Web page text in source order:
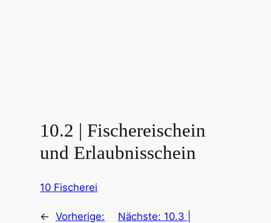
10.2 | Fischereischein
und Erlaubnisschein
10 Fischerei
←
Vorherige:
Nächste: 10.3 |